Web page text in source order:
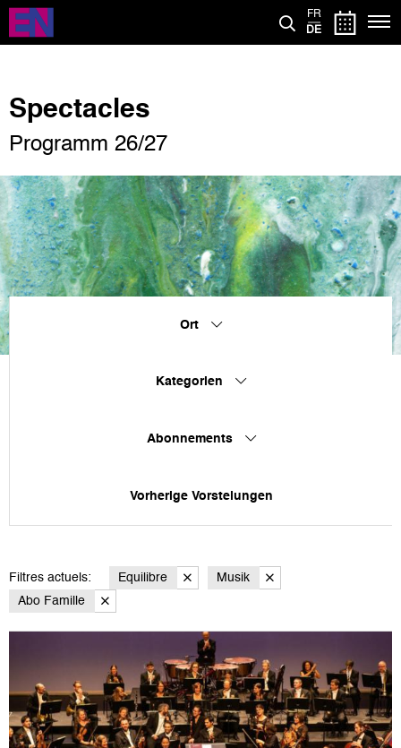
Direkt
zum
Inhalt
FR
DE
Spectacles
Programm 26/27
Ort
Kategorien
Abonnements
Vorherige Vorstelungen
Filtres actuels: Equilibre
Musik
Abo Famille